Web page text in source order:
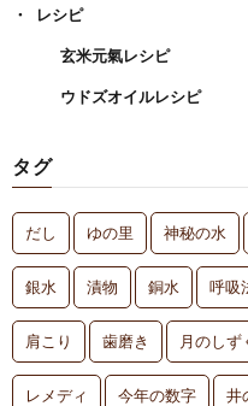
レシピ
玄米元氣レシピ
ウドズオイルレシピ
タグ
だし ゆの里 神秘の水
銀水 漬物 銅水 呼吸
肩こり 歯磨き 月のしず
レメディ 今年の数字 井